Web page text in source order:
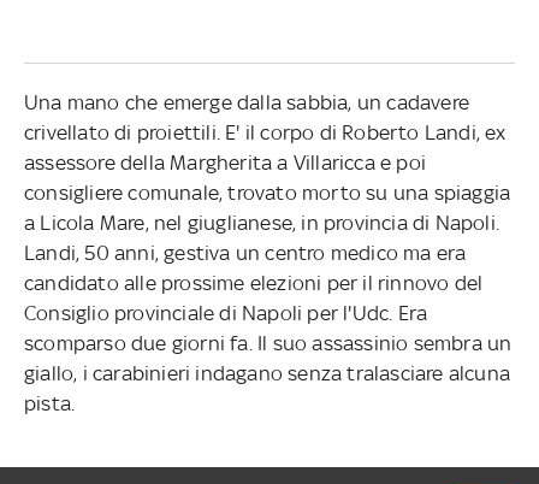
Una mano che emerge dalla sabbia, un cadavere
crivellato di proiettili. E' il corpo di Roberto Landi, ex
assessore della Margherita a Villaricca e poi
consigliere comunale, trovato morto su una spiaggia
a Licola Mare, nel giuglianese, in provincia di Napoli.
Landi, 50 anni, gestiva un centro medico ma era
candidato alle prossime elezioni per il rinnovo del
Consiglio provinciale di Napoli per l'Udc. Era
scomparso due giorni fa. Il suo assassinio sembra un
giallo, i carabinieri indagano senza tralasciare alcuna
pista.